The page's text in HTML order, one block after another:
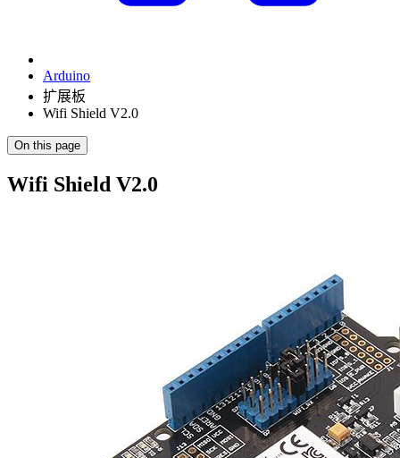
Arduino
扩展板
Wifi Shield V2.0
On this page
Wifi Shield V2.0